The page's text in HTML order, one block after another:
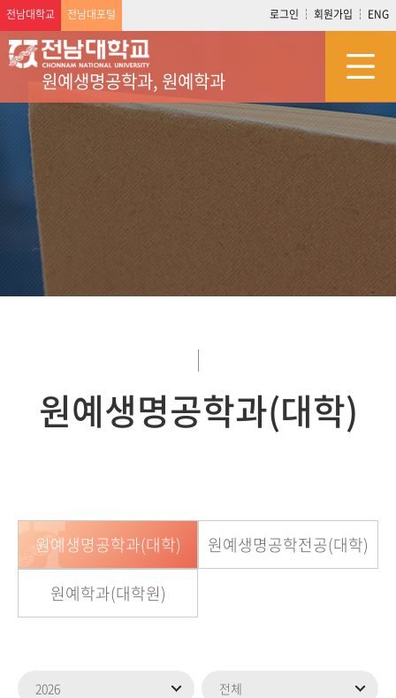
전남대학교 전남대포털 로그인 회원가입 ENG
원예생명공학과, 원예학과
원예생명공학과(대학)
원예생명공학과(대학) 원예생명공학전공(대학)
원예학과(대학원)